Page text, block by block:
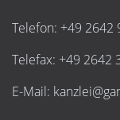
Telefon: +49 2642
Telefax: +49 2642
E-Mail: kanzlei@ga